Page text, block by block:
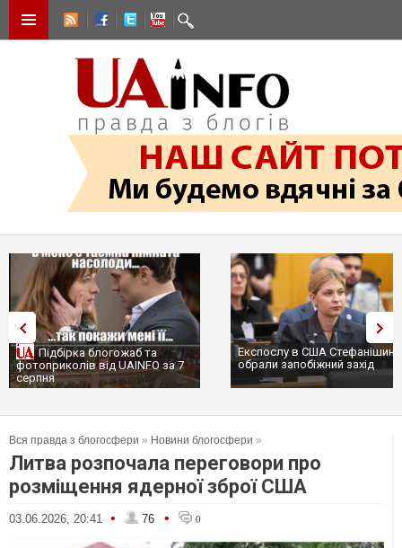
Підбірка блогожаб та
фотоприколів від UAINFO за 7
серпня
Експослу в США
обрали запобіжний захід
Вся правда з блогосфери » Новини блогосфери »
Литва розпочала переговори про
розміщення ядерної зброї США
03.06.2026, 20:41 • 76 • 0